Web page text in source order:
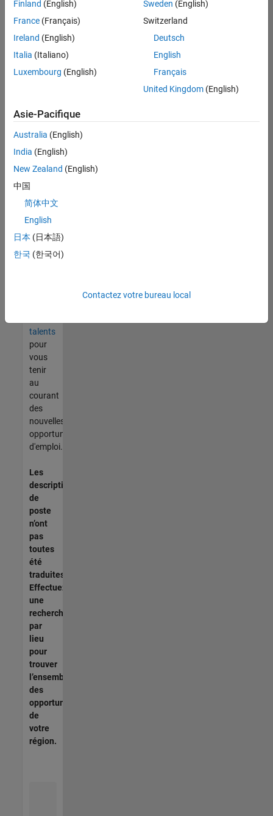
élargir
votre
recherche
ou
afficher
l’ensemble
d'emploi.
malgré
tout
vous
trouvez
pas
d'offre
corresponde
à vos
talents
pour
vous
tenir
au
courant
des
nouvelles
opportunités
d'emploi.
Les
descriptions
de
poste
n’ont
pas
toutes
été
traduites.
Effectuez
une
recherche
par
lieu
pour
trouver
l’ensemble
des
opportunités
de
votre
région.
Finland (English)
France (Français)
Ireland (English)
Italia (Italiano)
Luxembourg (English)
Sweden (English)
Switzerland
Deutsch
English
Français
United Kingdom(English)
Asie-Pacifique
Australia (English)
India (English)
New Zealand (English)
中国
简体中文
English
日本 (日本語)
한국 (한국어)
Contactez votre bureau local